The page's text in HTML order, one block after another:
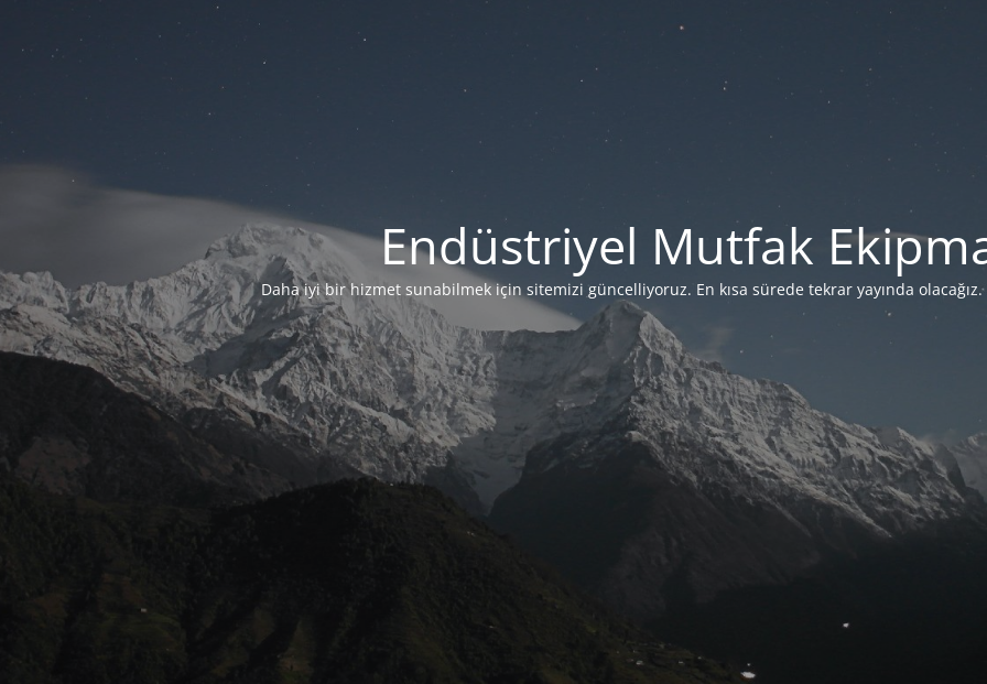
Endüstriyel Mutfak
Daha iyi bir hizmet sunabilmek için sitemizi güncelliyoruz. En kısa sürede tekrar yayında olacağız.